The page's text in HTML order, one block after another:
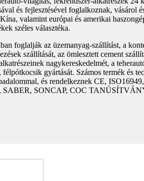
és fejlesztésével foglalkoznak, vásárol
valamint európai és amerikai
széles választéka.
foglalják az üzemanyag-szállítást, a
szállítását, az ömlesztett cement
nagykereskedelmét, a
gyártását. Számos termék és
és rendelkeznek CE,
SONCAP, COC